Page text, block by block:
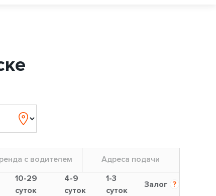
с водителем Адреса подачи
10-29
суток
4-9
суток
1-3
суток
Залог ?